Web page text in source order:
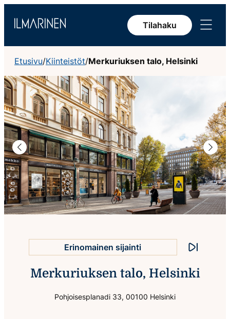
sisältöön
Tilahaku
Avaa
valikko
Etusivu/Kiinteistöt/Merkuriuksen talo, Helsinki
Edellinen
Erinomainen sijainti
Hieno rakennus ydinkeskustassa
Loistavat yhteydet
Pysäytä
Merkuriuksen talo, Helsinki
Pohjoisesplanadi 33, 00100 Helsinki